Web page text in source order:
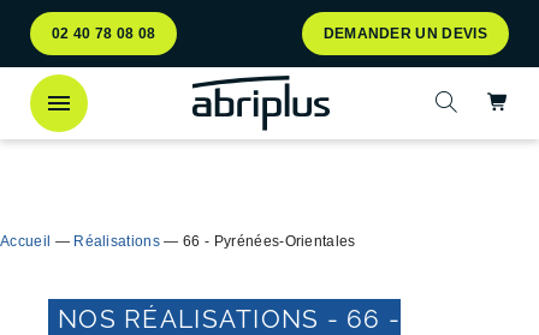
Aller
au
menu
Aller au
contenu
02 40 78 08 08 DEMANDER UN DEVIS
Ouvrir la
Accueil — Réalisations —66 - Pyrénées-Orientales
NOS RÉALISATIONS - 66 -